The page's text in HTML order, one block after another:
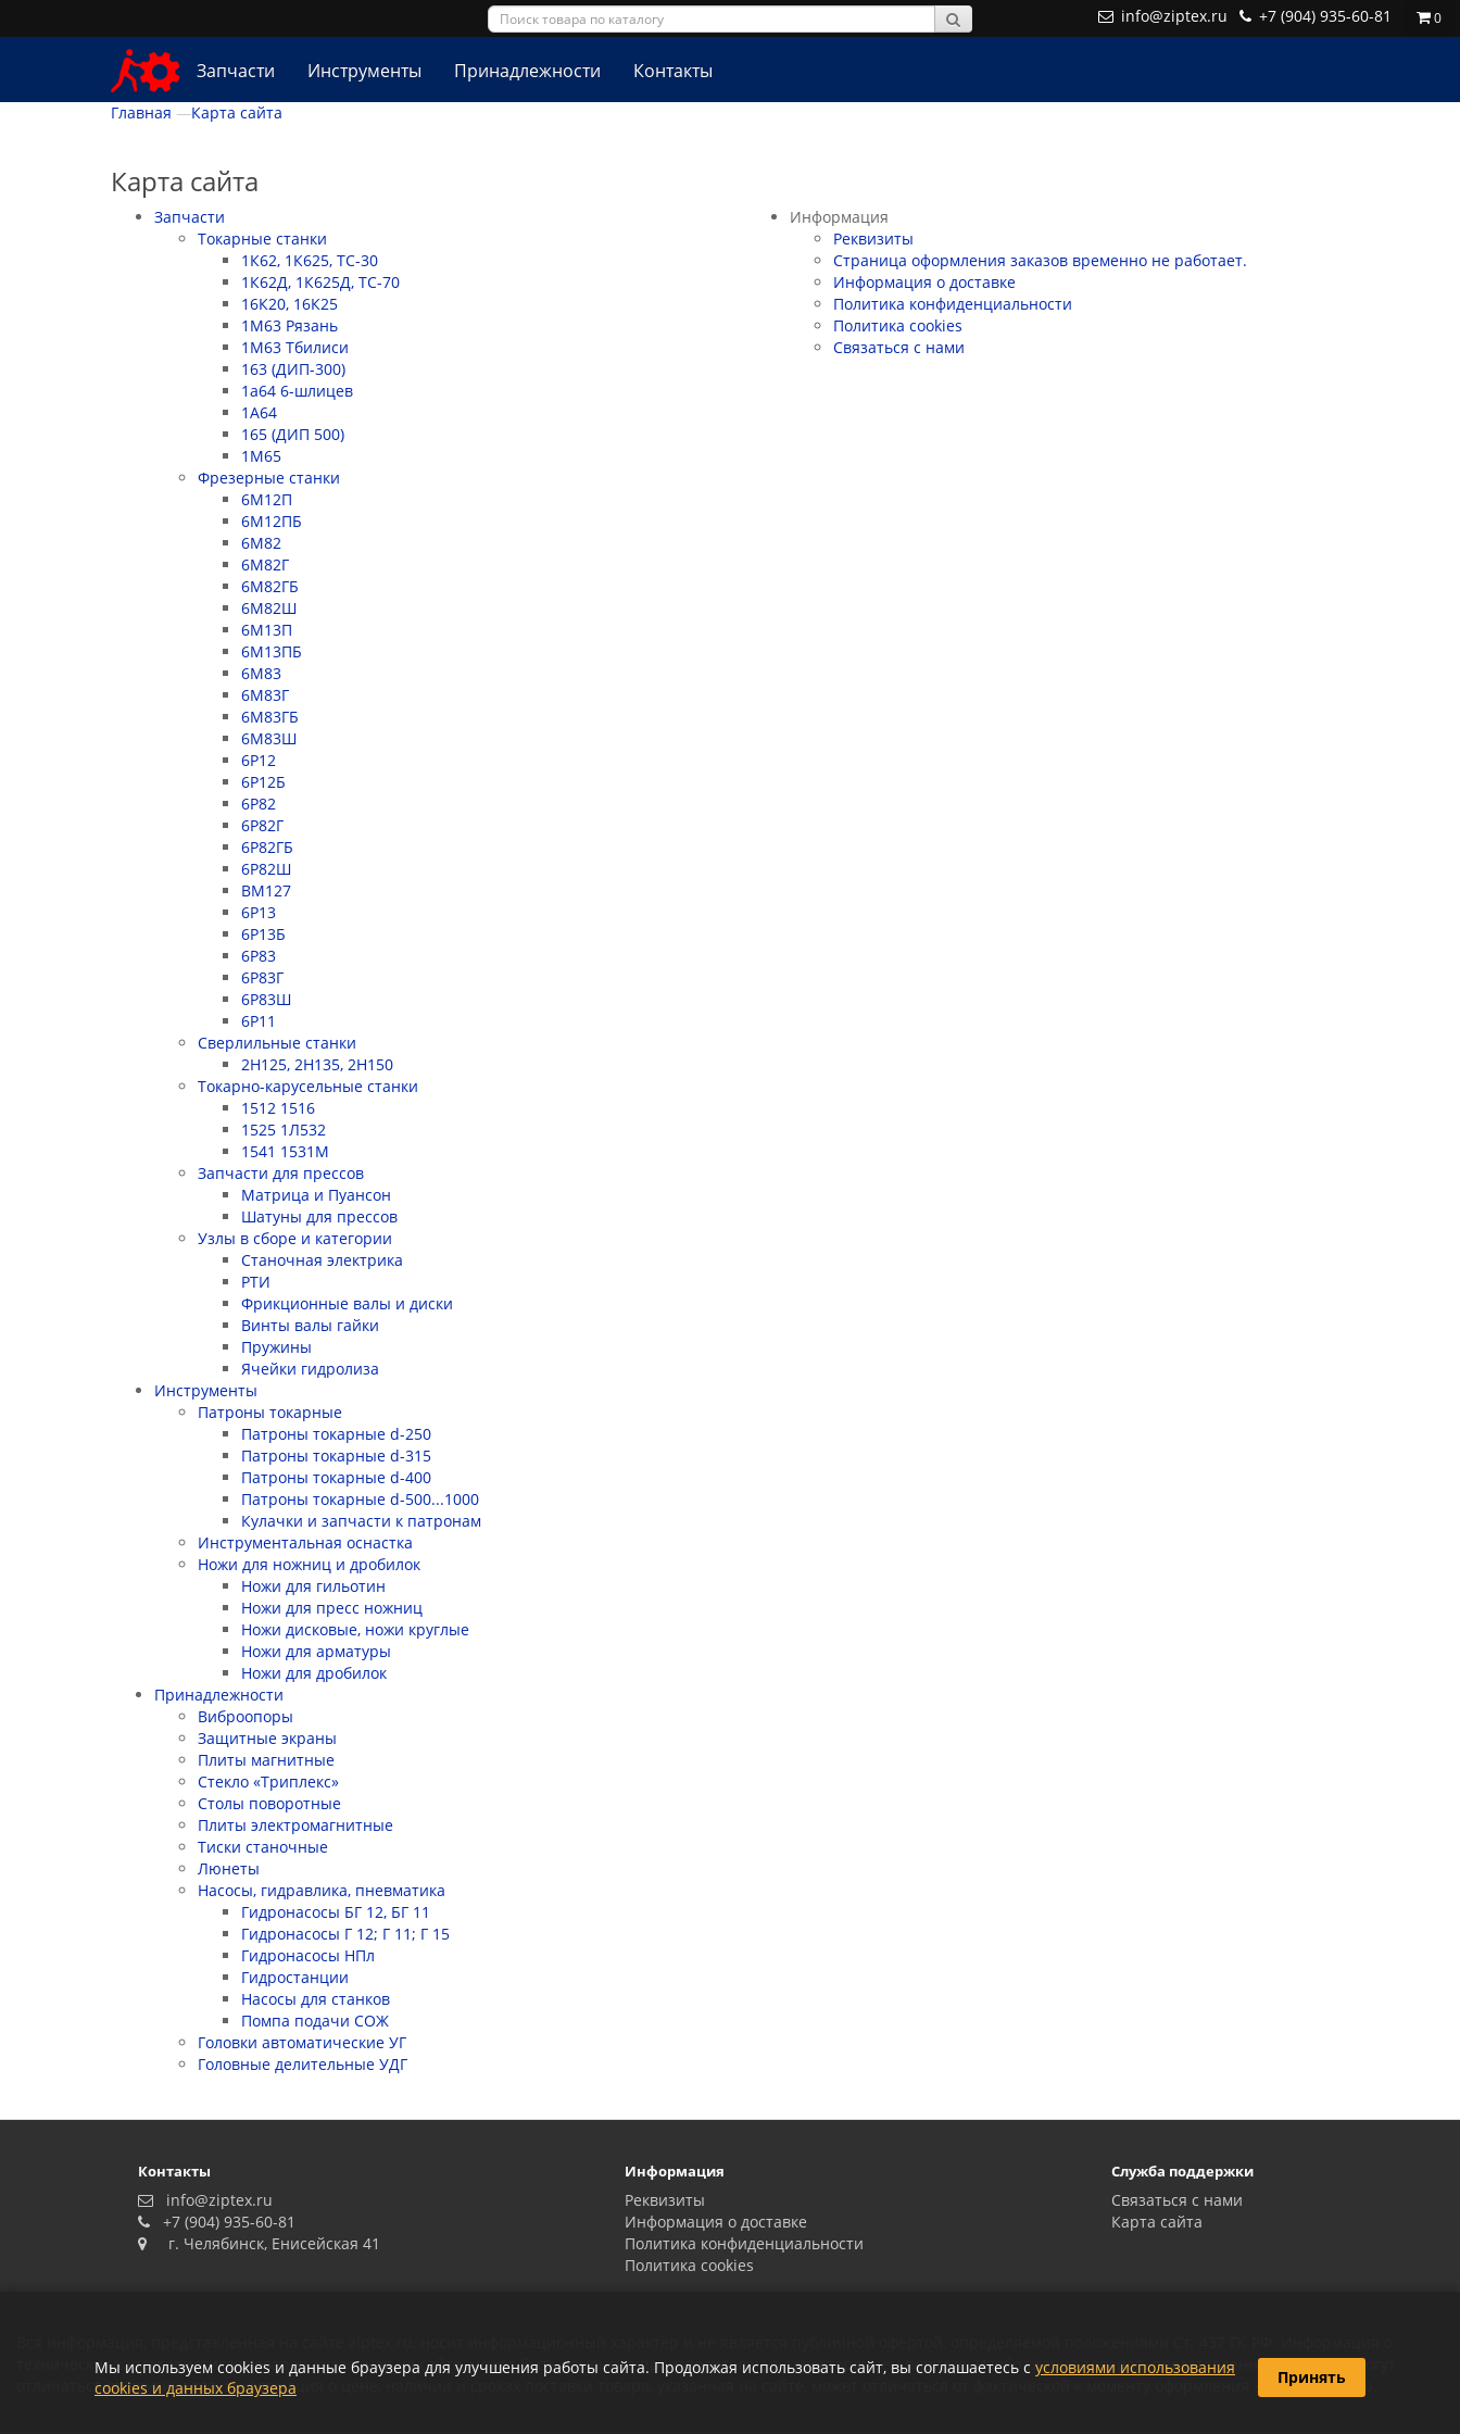
info@ziptex.ru +7 (904) 935-60-81 0
Запчасти Инструменты Принадлежности Контакты
Главная Карта сайта
Карта сайта
Запчасти
Токарные станки
1К62, 1К625, ТС-30
1К62Д, 1К625Д, ТС-70
16К20, 16К25
1М63 Рязань
1М63 Тбилиси
163 (ДИП-300)
1а64 6-шлицев
1А64
165 (ДИП 500)
1М65
Фрезерные станки
6М12П
6М12ПБ
6М82
6М82Г
6М82ГБ
6М82Ш
6М13П
6М13ПБ
6М83
6М83Г
6М83ГБ
6М83Ш
6Р12
6Р12Б
6Р82
6Р82Г
6Р82ГБ
6Р82Ш
ВМ127
6Р13
6Р13Б
6Р83
6Р83Г
6Р83Ш
6Р11
Сверлильные станки
2Н125, 2Н135, 2Н150
Токарно-карусельные станки
1512 1516
1525 1Л532
1541 1531M
Запчасти для прессов
Матрица и Пуансон
Шатуны для прессов
Узлы в сборе и категории
Станочная электрика
РТИ
Фрикционные валы и диски
Винты валы гайки
Пружины
Ячейки гидролиза
Инструменты
Патроны токарные
Патроны токарные d-250
Патроны токарные d-315
Патроны токарные d-400
Патроны токарные d-500...1000
Кулачки и запчасти к патронам
Инструментальная оснастка
Ножи для ножниц и дробилок
Ножи для гильотин
Ножи для пресс ножниц
Ножи дисковые, ножи круглые
Ножи для арматуры
Ножи для дробилок
Принадлежности
Виброопоры
Защитные экраны
Плиты магнитные
Стекло «Триплекс»
Столы поворотные
Плиты электромагнитные
Тиски станочные
Люнеты
Насосы, гидравлика, пневматика
Гидронасосы БГ 12, БГ 11
Гидронасосы Г 12; Г 11; Г 15
Гидронасосы НПл
Гидростанции
Насосы для станков
Помпа подачи СОЖ
Головки автоматические УГ
Головные делительные УДГ
Информация
Реквизиты
Страница оформления заказов временно не работает.
Информация о доставке
Политика конфиденциальности
Политика сookies
Связаться с нами
Мы используем cookies и данные браузера для улучшения работы сайта. Продолжая использовать сайт, вы соглашаетесь с условиями использования
cookies и данных браузера
Принять
Контакты
info@ziptex.ru
+7 (904) 935-60-81
г. Челябинск, Енисейская 41
Информация
Реквизиты
Информация о доставке
Политика конфиденциальности
Политика сookies
Служба поддержки
Связаться с нами
Карта сайта
технических характеристиках товаров, указанная на сайте, может быть изменена производителем в одностороннем порядке. Изображения товаров, представленных на сайте, могут
отличаться от оригиналов. Информация о цене, наличии и сроках поставки товара, указанная на сайте, может отличаться от фактической к моменту оформления заказа на товар.